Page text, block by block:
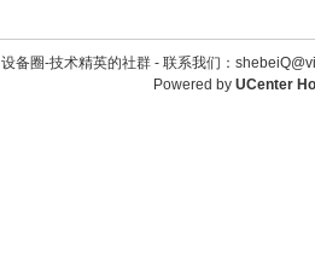
设备圈-技术精英的社群 - 联系我们：
Powered by UCenter